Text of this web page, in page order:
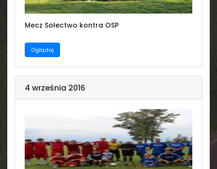
Mecz Sołectwo kontra OSP
Oglądaj
4 września 2016